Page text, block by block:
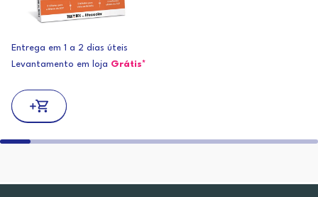
Entrega em 1 a 2 dias úteis
Levantamento em loja Grátis*